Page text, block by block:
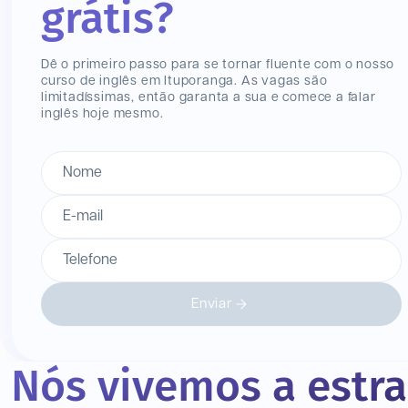
grátis?
Dê o primeiro passo para se tornar fluente com o nosso
curso de inglês em Ituporanga. As vagas são
limitadíssimas, então garanta a sua e comece a falar
inglês hoje mesmo.
Nome
E-mail
Telefone
Enviar
Nós vivemos a